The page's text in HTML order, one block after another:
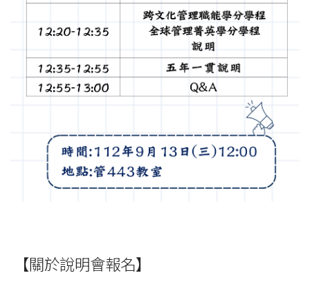
【關於說明會報名】